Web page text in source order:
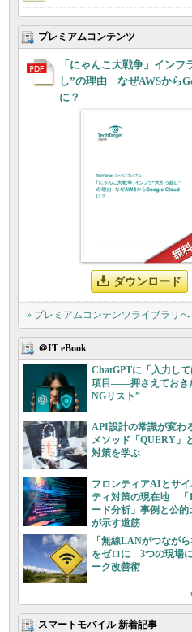
プレミアムコンテンツ
「にゃんこ大戦争」インフ
し”の理由 なぜAWSから
に？
ダウンロード
» プレミアムコンテンツライブラリへ
＠IT eBook
ChatGPTに「入力し
項目――押さえておき
NGリスト”
API設計の常識が変
メソッド「QUERY」
対策を学ぶ
フロンティアAIとサイ
ティ対策の現在地 「
ード分析」事例と公的
が示す道筋
「無線LANがつなが
をゼロに 3つの現場
ーク改善術
スマートモバイル 新着記事